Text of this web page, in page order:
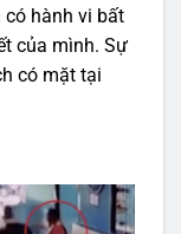
hành vi bất
của mình. Sự
có mặt tại